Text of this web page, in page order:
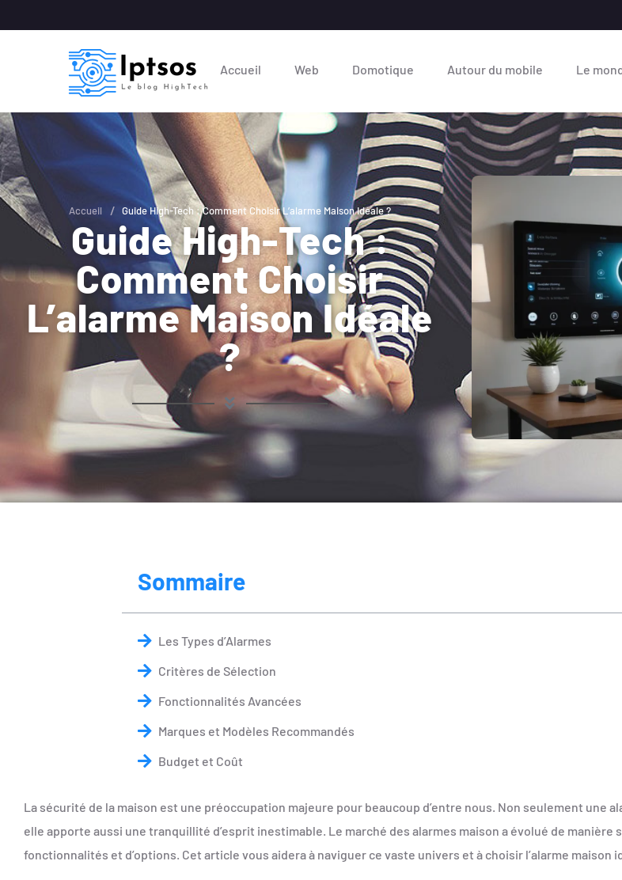
Accueil Web Domotique Autour du mobile Le
Accueil / Guide High-Tech : Comment Choisir L’alarme Maison Idéale ?
Guide High-Tech :
Comment Choisir
L’alarme Maison Idéale
?
Sommaire
Les Types d’Alarmes
Critères de Sélection
Fonctionnalités Avancées
Marques et Modèles Recommandés
Budget et Coût
La sécurité de la maison est une préoccupation majeure pour beaucoup d’entre nous. Non seulement une
elle apporte aussi une tranquillité d’esprit inestimable. Le marché des alarmes maison a évolué de
fonctionnalités et d’options. Cet article vous aidera à naviguer ce vaste univers et à choisir l’alarme maison